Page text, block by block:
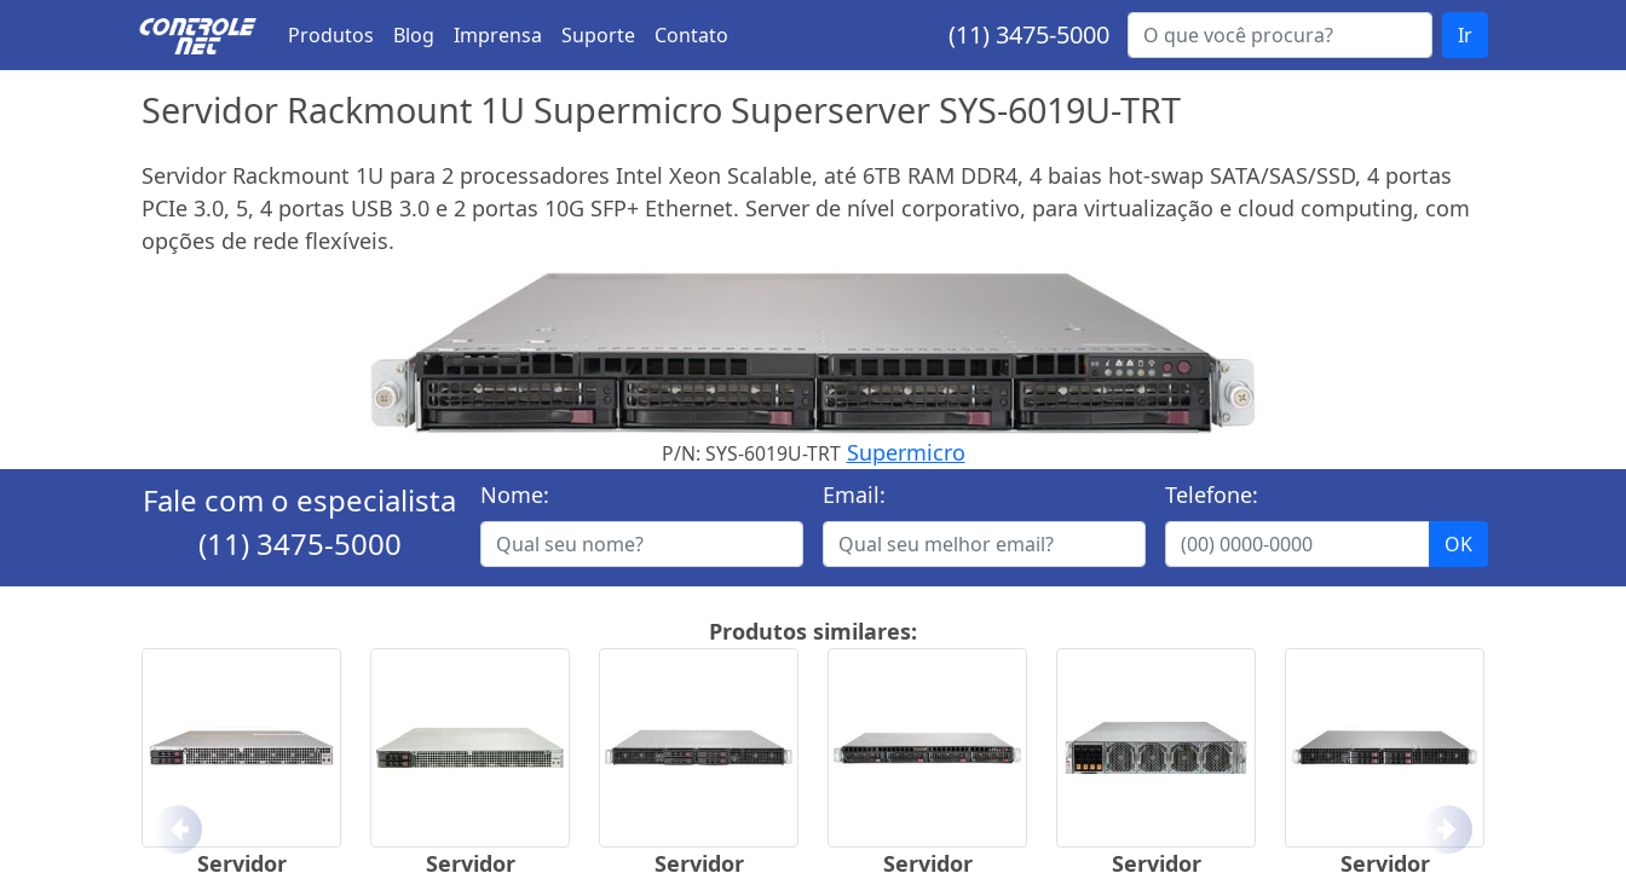
Produtos Blog Imprensa Suporte Contato (11) 3475-5000 Ir
Servidor Rackmount 1U Supermicro Superserver SYS-6019U-TRT
Servidor Rackmount 1U para 2 processadores Intel Xeon Scalable, até 6TB RAM DDR4, 4 baias hot-swap SATA/SAS/SSD, 4 portas
PCIe 3.0, 5, 4 portas USB 3.0 e 2 portas 10G SFP+ Ethernet. Server de nível corporativo, para virtualização e cloud computing, com
opções de rede flexíveis.
P/N: SYS-6019U-TRT Supermicro
Fale com o especialista
(11) 3475-5000
Nome: Email: Telefone:
Produtos similares:
Servidor
Servidor
Servidor
Servidor
Servidor
Servidor
Anterior Próximo